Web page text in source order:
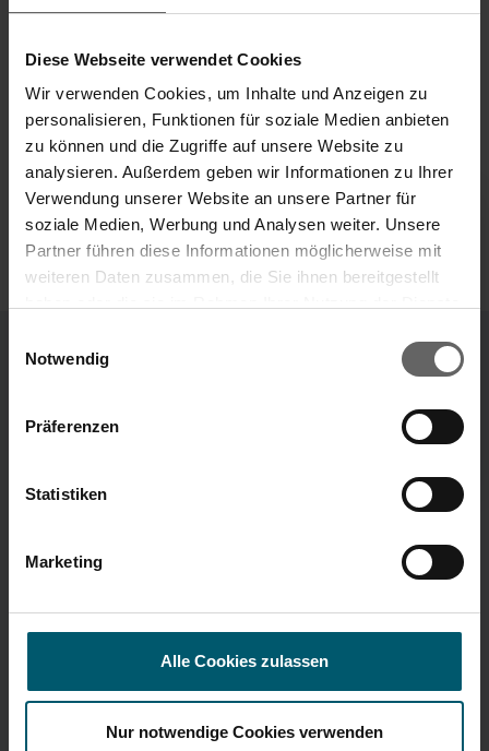
Diese Webseite verwendet Cookies
Wir verwenden Cookies, um Inhalte und Anzeigen zu
personalisieren, Funktionen für soziale Medien anbieten
zu können und die Zugriffe auf unsere Website zu
analysieren. Außerdem geben wir Informationen zu Ihrer
Verwendung unserer Website an unsere Partner für
soziale Medien, Werbung und Analysen weiter. Unsere
Partner führen diese Informationen möglicherweise mit
weiteren Daten zusammen, die Sie ihnen bereitgestellt
Cookies, wenn Sie unsere Webseite weiterhin nutzen.
Notwendig
Präferenzen
Statistiken
Marketing
Alle Cookies zulassen
Nur notwendige Cookies verwenden
News and Media Release distributed by DGAP. Media
archive at www.dgap-medientreff.de and
Annual Report
w
Sustainability Report
H1 2026
w
Our Brands
“Our ideas that make your life easier.”
Leifheit brand Soehnle brand
Search suggestions